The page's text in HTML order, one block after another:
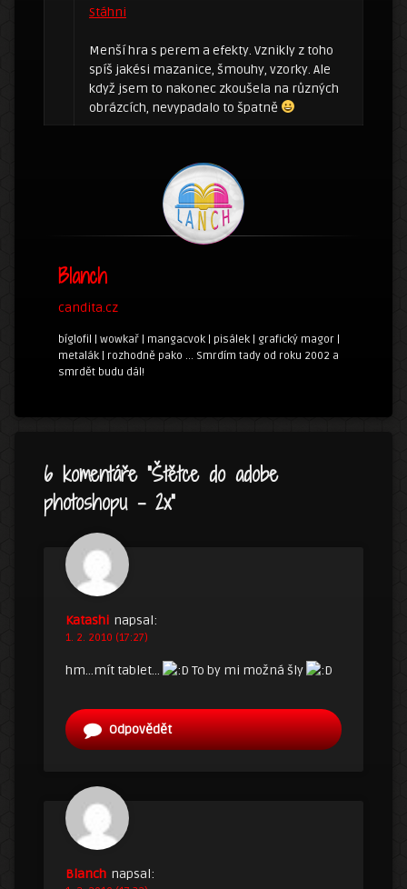
Stáhni
Menší hra s perem a efekty. Vznikly z toho
spíš jakési mazanice, šmouhy, vzorky. Ale
když jsem to nakonec zkoušela na různých
obrázcích, nevypadalo to špatně
Blanch
candita.cz
bíglofil | wowkař | mangacvok | pisálek | grafický magor |
metalák | rozhodně pako ... Smrdím tady od roku 2002 a
smrdět budu dál!
6 komentáře “Štětce do adobe
photoshopu – 2x”
Katashi napsal:
1. 2. 2010 (17:27)
hm…mít tablet… To by mi možná šly
Odpovědět
Blanch napsal: